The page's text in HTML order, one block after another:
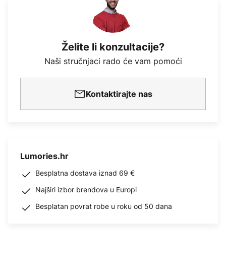
Želite li konzultacije?
Naši stručnjaci rado će vam pomoći
Kontaktirajte nas
Lumories.hr
Besplatna dostava iznad 69 €
Najširi izbor brendova u Europi
Besplatan povrat robe u roku od 50 dana